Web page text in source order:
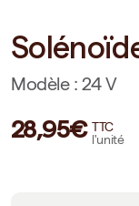
Modèle : 24 V
28,95€ TTC
l'unité